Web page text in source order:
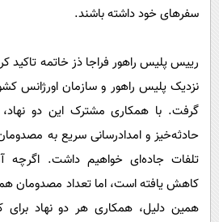
سفرهای خود داشته باشند.
رییس پلیس راهور فراجا ذز خاتمه تاکید
نزدیک پلیس راهور و سازمان اورژانس
گرفت. با همکاری مشترک این دو
حادثه‌خیز و امدادرسانی سریع به
تلفات جاده‌ای خواهیم داشت. اگرچه
کاهش یافته است، اما تعداد مصدومان
همین دلیل، همکاری هر دو نهاد